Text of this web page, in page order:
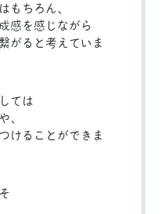
もちろん、
感を感じながら
がると考えていま
ては
、
けることができま